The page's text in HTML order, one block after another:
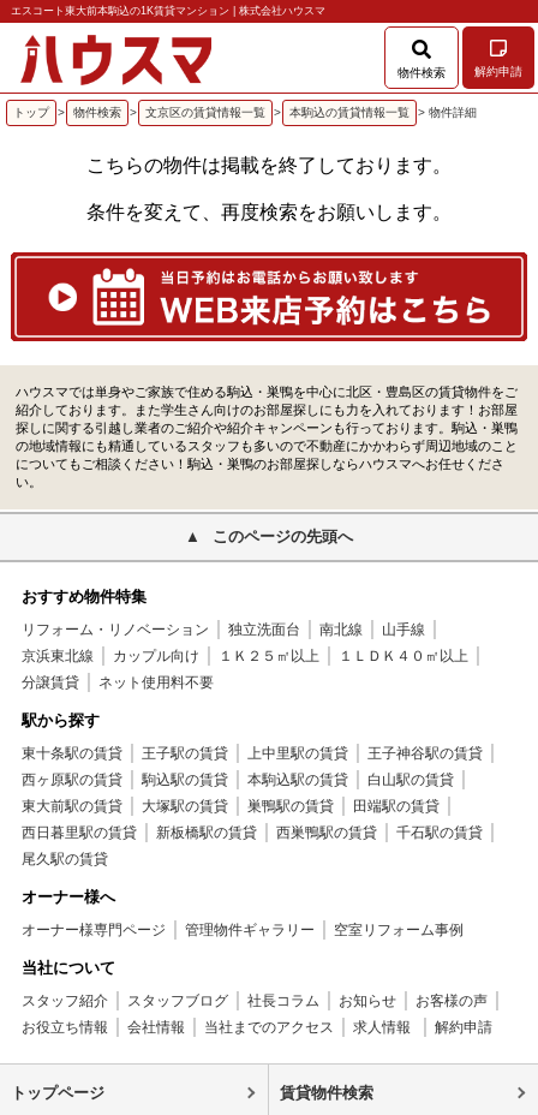
エスコート東大前本駒込の1K賃貸マンション | 株式会社ハウスマ
物件検索 解約申請
トップ > 物件検索 > 文京区の賃貸情報一覧 > 本駒込の賃貸情報一覧 > 物件詳細
こちらの物件は掲載を終了しております。
条件を変えて、再度検索をお願いします。
ハウスマでは単身やご家族で住める駒込・巣鴨を中心に北区・豊島区の賃貸物件をご
紹介しております。また学生さん向けのお部屋探しにも力を入れております！お部屋
探しに関する引越し業者のご紹介や紹介キャンペーンも行っております。駒込・巣鴨
の地域情報にも精通しているスタッフも多いので不動産にかかわらず周辺地域のこと
についてもご相談ください！駒込・巣鴨のお部屋探しならハウスマへお任せくださ
い。
このページの先頭へ
おすすめ物件特集
リフォーム・リノベーション 独立洗面台 南北線
山手線
京浜東北線
カップル向け １Ｋ２５㎡以上
１ＬＤＫ４０㎡以上
分譲賃貸
ネット使用料不要
駅から探す
東十条駅の賃貸 王子駅の賃貸 上中里駅の賃貸
王子神谷駅の賃貸
西ヶ原駅の賃貸
駒込駅の賃貸 本駒込駅の賃貸
白山駅の賃貸
東大前駅の賃貸
大塚駅の賃貸 巣鴨駅の賃貸
田端駅の賃貸
西日暮里駅の賃貸
新板橋駅の賃貸 西巣鴨駅の賃貸
千石駅の賃貸
尾久駅の賃貸
オーナー様へ
オーナー様専門ページ 管理物件ギャラリー 空室リフォーム事例
当社について
スタッフ紹介 スタッフブログ 社長コラム お知らせ
お客様の声
お役立ち情報
会社情報 当社までのアクセス 求人情報 解約申請
トップページ 賃貸物件検索